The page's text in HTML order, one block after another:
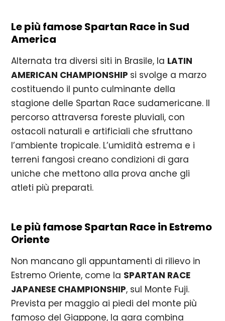
Le più famose Spartan Race in Sud
America
Alternata tra diversi siti in Brasile, la LATIN
AMERICAN CHAMPIONSHIP si svolge a marzo
costituendo il punto culminante della
stagione delle Spartan Race sudamericane. Il
percorso attraversa foreste pluviali, con
ostacoli naturali e artificiali che sfruttano
l’ambiente tropicale. L’umidità estrema e i
terreni fangosi creano condizioni di gara
uniche che mettono alla prova anche gli
atleti più preparati.
Le più famose Spartan Race in Estremo
Oriente
Non mancano gli appuntamenti di rilievo in
Estremo Oriente, come la SPARTAN RACE
JAPANESE CHAMPIONSHIP, sul Monte Fuji.
Prevista per maggio ai piedi del monte più
famoso del Giappone, la gara combina